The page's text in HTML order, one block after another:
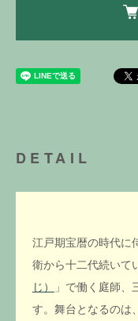
DETAIL
江戸期宝暦の時代に
衛から十二代続いて
じ）
」で働く庭師
す。舞台となるのは